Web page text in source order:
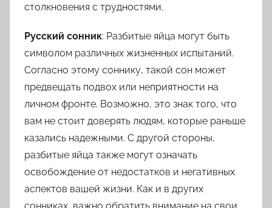
столкновения с трудностями.
Русский сонник: Разбитые яйца могут быть
символом различных жизненных испытаний.
Согласно этому соннику, такой сон может
предвещать подвох или неприятности на
личном фронте. Возможно, это знак того, что
вам не стоит доверять людям, которые раньше
казались надежными. С другой стороны,
разбитые яйца также могут означать
освобождение от недостатков и негативных
аспектов вашей жизни. Как и в других